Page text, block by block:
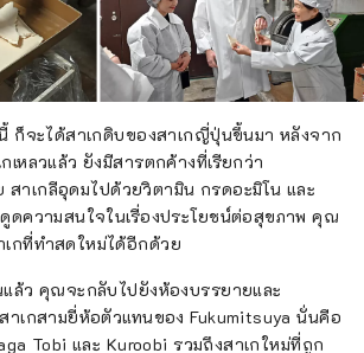
ก็จะได้สาเกดิบของสาเกญี่ปุ่นขึ้นมา หลังจาก
เหลวแล้ว ยังมีสารตกค้างที่เรียกว่า
สาเกลีอุดมไปด้วยวิตามิน กรดอะมิโน และ
ดความสนใจในเรื่องประโยชน์ต่อสุขภาพ คุณ
กที่ทำสดใหม่ได้อีกด้วย
ล้ว คุณจะกลับไปยังห้องบรรยายและ
าเกสามยี่ห้อตัวแทนของ Fukumitsuya นั่นคือ
Tobi และ Kuroobi รวมถึงสาเกใหม่ที่ถูก